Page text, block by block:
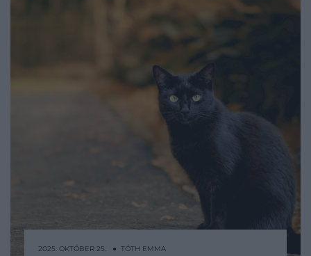
2025. OKTÓBER 25. ● TÓTH EMMA